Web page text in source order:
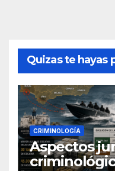
Quizas te hayas
CRIMINOLOGÍA
Aspectos